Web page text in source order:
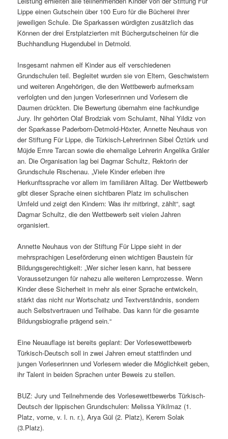
Lippe einen Gutschein über 100 Euro für die Bücherei ihrer
jeweiligen Schule. Die Sparkassen würdigten zusätzlich das
Können der drei Erstplatzierten mit Büchergutscheinen für die
Buchhandlung Hugendubel in Detmold.
Insgesamt nahmen elf Kinder aus elf verschiedenen
Grundschulen teil. Begleitet wurden sie von Eltern, Geschwistern
und weiteren Angehörigen, die den Wettbewerb aufmerksam
verfolgten und den jungen Vorleserinnen und Vorlesern die
Daumen drückten. Die Bewertung übernahm eine fachkundige
Jury. Ihr gehörten Olaf Brodziak vom Schulamt, Nihal Yildiz von
der Sparkasse Paderborn-Detmold-Höxter, Annette Neuhaus von
der Stiftung Für Lippe, die Türkisch-Lehrerinnen Sibel Öztürk und
Müjde Emre Tarcan sowie die ehemalige Lehrerin Angelika Gräler
an. Die Organisation lag bei Dagmar Schultz, Rektorin der
Grundschule Rischenau. „Viele Kinder erleben ihre
Herkunftssprache vor allem im familiären Alltag. Der Wettbewerb
gibt dieser Sprache einen sichtbaren Platz im schulischen
Umfeld und zeigt den Kindern: Was ihr mitbringt, zählt“, sagt
Dagmar Schultz, die den Wettbewerb seit vielen Jahren
organisiert.
Annette Neuhaus von der Stiftung Für Lippe sieht in der
mehrsprachigen Leseförderung einen wichtigen Baustein für
Bildungsgerechtigkeit: „Wer sicher lesen kann, hat bessere
Voraussetzungen für nahezu alle weiteren Lernprozesse. Wenn
Kinder diese Sicherheit in mehr als einer Sprache entwickeln,
stärkt das nicht nur Wortschatz und Textverständnis, sondern
auch Selbstvertrauen und Teilhabe. Das kann für die gesamte
Bildungsbiografie prägend sein.“
Eine Neuauflage ist bereits geplant: Der Vorlesewettbewerb
Türkisch-Deutsch soll in zwei Jahren erneut stattfinden und
jungen Vorleserinnen und Vorlesern wieder die Möglichkeit geben,
ihr Talent in beiden Sprachen unter Beweis zu stellen.
BUZ: Jury und Teilnehmende des Vorlesewettbewerbs Türkisch-
Deutsch der lippischen Grundschulen: Melissa Yikilmaz (1.
Platz, vorne, v. l. n. r.), Arya Gül (2. Platz), Kerem Solak
(3.Platz).